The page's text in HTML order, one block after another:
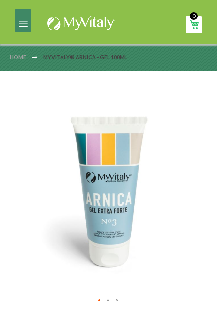
al
0
HOME MYVITALY® ARNICA - GEL 100ML